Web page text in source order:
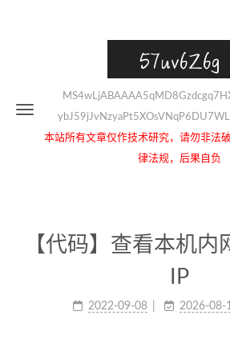
57uv6Z6g
本站所有文章仅作技术研究，请勿非法
律法规，后果自负
【代码】查看本机内
IP
2022-09-08 2026-08-